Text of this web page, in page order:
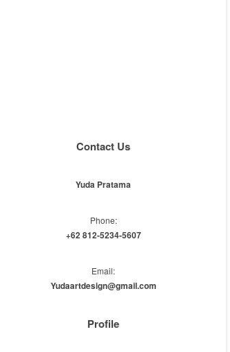
Contact Us
Yuda Pratama
Phone:
+62 812-5234-5607
Email:
Yudaartdesign@gmail.com
Profile